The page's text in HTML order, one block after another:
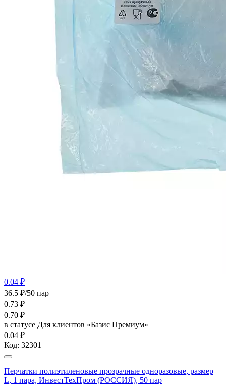
0.04 ₽
36.5 ₽/50 пар
0.73 ₽
0.70 ₽
в статусе Для клиентов «Базис Премиум»
0.04 ₽
Код: 32301
Перчатки полиэтиленовые прозрачные одноразовые, размер
L, 1 пара, ИнвестТехПром (РОССИЯ), 50 пар